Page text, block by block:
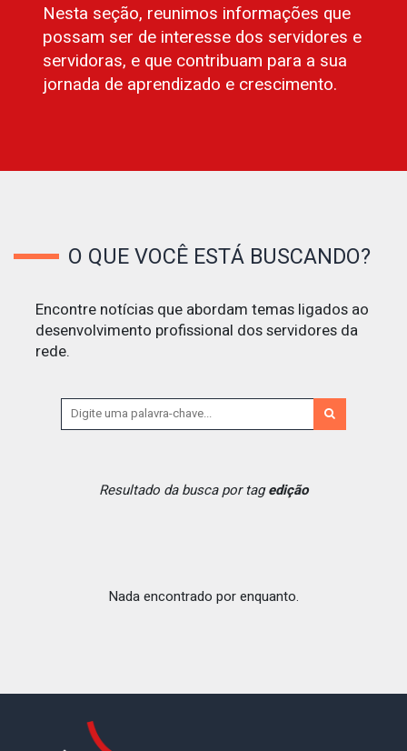
Nesta seção, reunimos informações que
possam ser de interesse dos servidores e
servidoras, e que contribuam para a sua
jornada de aprendizado e crescimento.
O QUE VOCÊ ESTÁ BUSCANDO?
Encontre notícias que abordam temas ligados ao
desenvolvimento profissional dos servidores da
rede.
Resultado da busca por tagedição
Nada encontrado por enquanto.